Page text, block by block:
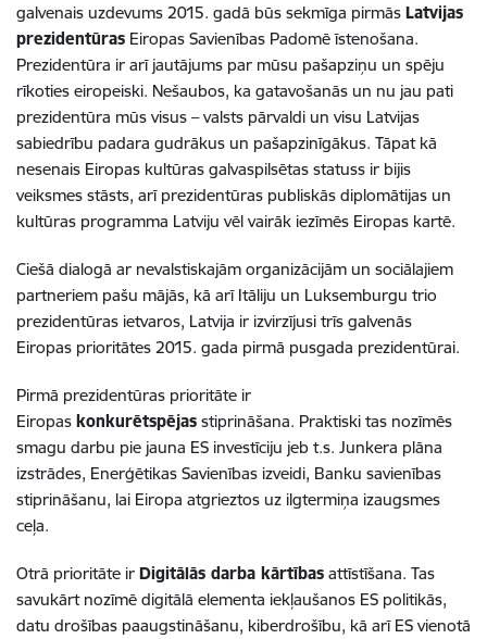
galvenais uzdevums 2015. gadā būs sekmīga pirmās Latvijas
prezidentūras Eiropas Savienības Padomē īstenošana.
Prezidentūra ir arī jautājums par mūsu pašapziņu un spēju
rīkoties eiropeiski. Nešaubos, ka gatavošanās un nu jau pati
prezidentūra mūs visus – valsts pārvaldi un visu Latvijas
sabiedrību padara gudrākus un pašapzinīgākus. Tāpat kā
nesenais Eiropas kultūras galvaspilsētas statuss ir bijis
veiksmes stāsts, arī prezidentūras publiskās diplomātijas un
kultūras programma Latviju vēl vairāk iezīmēs Eiropas kartē.
Ciešā dialogā ar nevalstiskajām organizācijām un sociālajiem
partneriem pašu mājās, kā arī Itāliju un Luksemburgu trio
prezidentūras ietvaros, Latvija ir izvirzījusi trīs galvenās
Eiropas prioritātes 2015. gada pirmā pusgada prezidentūrai.
Pirmā prezidentūras prioritāte ir
Eiropas konkurētspējas stiprināšana. Praktiski tas nozīmēs
smagu darbu pie jauna ES investīciju jeb t.s. Junkera plāna
izstrādes, Enerģētikas Savienības izveidi, Banku savienības
stiprināšanu, lai Eiropa atgrieztos uz ilgtermiņa izaugsmes
ceļa.
Otrā prioritāte ir Digitālās darba kārtības attīstīšana. Tas
savukārt nozīmē digitālā elementa iekļaušanos ES politikās,
datu drošības paaugstināšanu, kiberdrošību, kā arī ES vienotā